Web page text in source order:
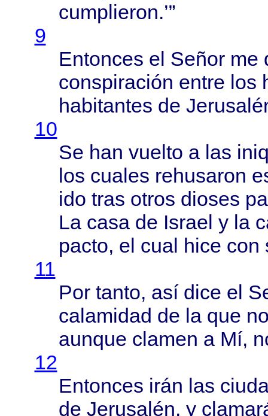
cumplieron.’”
9
Entonces el Señorme
conspiración entre los
habitantes de
10
Se han vuelto a las
los cuales rehusaron
ido tras otros dioses
La casade Israel y la
pacto, el cual hice con
11
Por tanto, así dice el
calamidad de la que
aunque clamen a Mí,
12
Entonces irán las
de Jerusalén, y